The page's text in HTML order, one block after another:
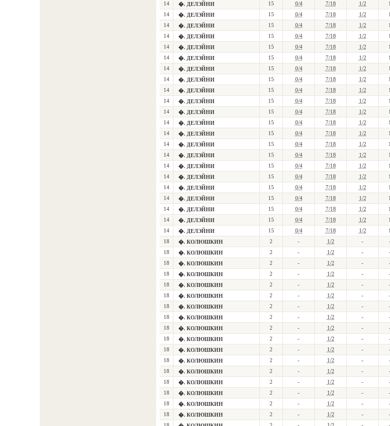
14
�. ДЕЛЭЙНИ 15 0/4 7/18 1/2 1
14
�. ДЕЛЭЙНИ 15 0/4 7/18 1/2 1
14
�. ДЕЛЭЙНИ 15 0/4 7/18 1/2 1
14
�. ДЕЛЭЙНИ 15 0/4 7/18 1/2 1
14
�. ДЕЛЭЙНИ 15 0/4 7/18 1/2 1
14
�. ДЕЛЭЙНИ 15 0/4 7/18 1/2 1
14
�. ДЕЛЭЙНИ 15 0/4 7/18 1/2 1
14
�. ДЕЛЭЙНИ 15 0/4 7/18 1/2 1
14
�. ДЕЛЭЙНИ 15 0/4 7/18 1/2 1
14
�. ДЕЛЭЙНИ 15 0/4 7/18 1/2 1
14
�. ДЕЛЭЙНИ 15 0/4 7/18 1/2 1
14
�. ДЕЛЭЙНИ 15 0/4 7/18 1/2 1
14
�. ДЕЛЭЙНИ 15 0/4 7/18 1/2 1
14
�. ДЕЛЭЙНИ 15 0/4 7/18 1/2 1
14
�. ДЕЛЭЙНИ 15 0/4 7/18 1/2 1
14
�. ДЕЛЭЙНИ 15 0/4 7/18 1/2 1
14
�. ДЕЛЭЙНИ 15 0/4 7/18 1/2 1
14
�. ДЕЛЭЙНИ 15 0/4 7/18 1/2 1
14
�. ДЕЛЭЙНИ 15 0/4 7/18 1/2 1
14
�. ДЕЛЭЙНИ 15 0/4 7/18 1/2 1
14
�. ДЕЛЭЙНИ 15 0/4 7/18 1/2 1
14
�. ДЕЛЭЙНИ 15 0/4 7/18 1/2 1
18
�. КОЛЮШКИН 2 - 1/2 -
18
�. КОЛЮШКИН 2 - 1/2 -
18
�. КОЛЮШКИН 2 - 1/2 -
18
�. КОЛЮШКИН 2 - 1/2 -
18
�. КОЛЮШКИН 2 - 1/2 -
18
�. КОЛЮШКИН 2 - 1/2 -
18
�. КОЛЮШКИН 2 - 1/2 -
18
�. КОЛЮШКИН 2 - 1/2 -
18
�. КОЛЮШКИН 2 - 1/2 -
18
�. КОЛЮШКИН 2 - 1/2 -
18
�. КОЛЮШКИН 2 - 1/2 -
18
�. КОЛЮШКИН 2 - 1/2 -
18
�. КОЛЮШКИН 2 - 1/2 -
18
�. КОЛЮШКИН 2 - 1/2 -
18
�. КОЛЮШКИН 2 - 1/2 -
18
�. КОЛЮШКИН 2 - 1/2 -
18
�. КОЛЮШКИН 2 - 1/2 -